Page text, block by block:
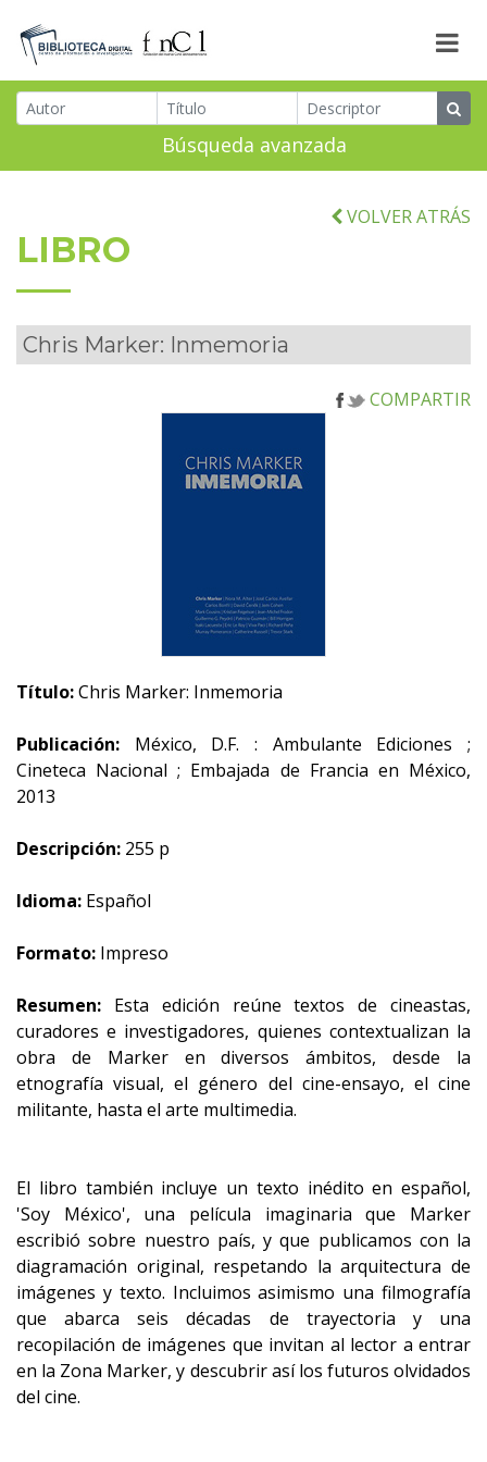
Búsqueda avanzada
VOLVER ATRÁS
LIBRO
Chris Marker: Inmemoria
COMPARTIR
Título:Chris Marker: Inmemoria
Publicación: México, D.F. : Ambulante Ediciones ;
Cineteca Nacional ; Embajada de Francia en México,
2013
Descripción: 255 p
Idioma: Español
Formato: Impreso
Resumen: Esta edición reúne textos de cineastas,
curadores e investigadores, quienes contextualizan la
obra de Marker en diversos ámbitos, desde la
etnografía visual, el género del cine-ensayo, el cine
militante, hasta el arte multimedia.
El libro también incluye un texto inédito en español,
'Soy México', una película imaginaria que Marker
escribió sobre nuestro país, y que publicamos con la
diagramación original, respetando la arquitectura de
imágenes y texto. Incluimos asimismo una filmografía
que abarca seis décadas de trayectoria y una
recopilación de imágenes que invitan al lector a entrar
en la Zona Marker, y descubrir así los futuros olvidados
del cine.